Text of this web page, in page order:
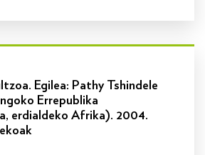
Egilea: Pathy Tshindele
Errepublika
erdialdeko Afrika). 2004.